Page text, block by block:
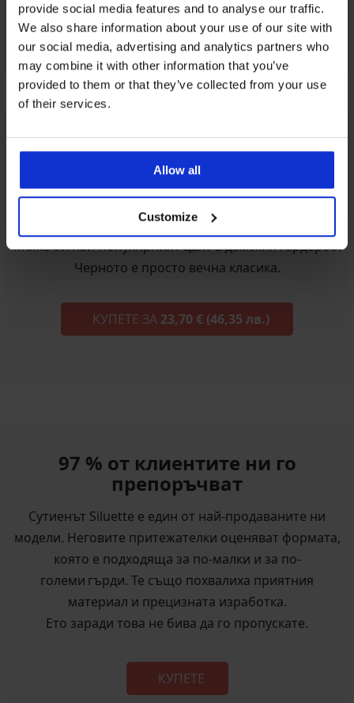
provide social media features and to analyse our traffic.
We also share information about your use of our site with
our social media, advertising and analytics partners who
may combine it with other information that you’ve
provided to them or that they’ve collected from your use
of their services.
Allow all
Customize
Siluette, Черен
Може би най-популярният цвят в дамския гардероб.
Черното е просто вечна класика.
КУПЕТЕ ЗА 23,70 € (46,35 лв.)
97 % от клиентите ни го
препоръчват
Сутиенът Siluette е един от най-продаваните ни
модели. Неговите притежателки оценяват формата,
която е подходяща за по-малки и за по-
големи гърди. Те също похвалиха приятния
материал и прецизната изработка.
Ето заради това не бива да го пропускате.
КУПЕТЕ